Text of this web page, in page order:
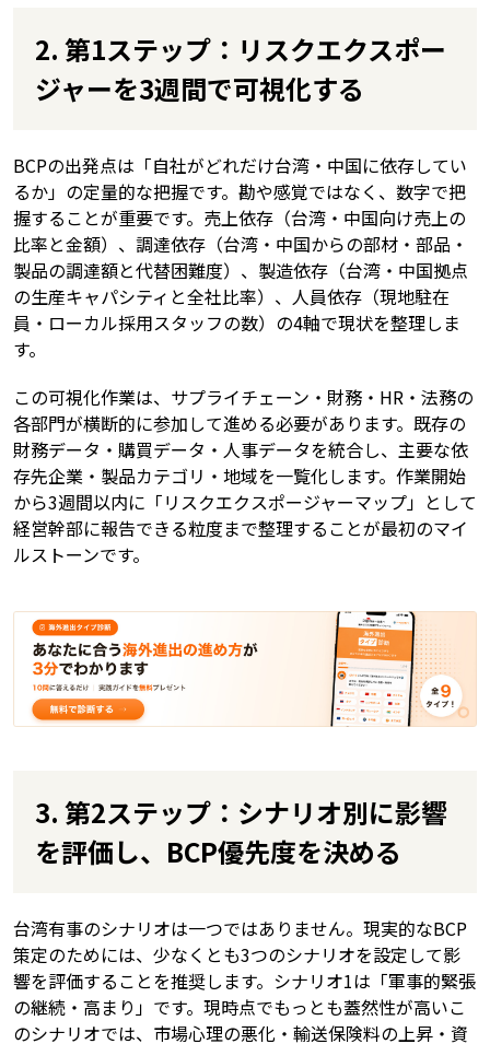
2. 第1ステップ：リスクエクスポー
ジャーを3週間で可視化する
BCPの出発点は「自社がどれだけ台湾・中国に依存してい
るか」の定量的な把握です。勘や感覚ではなく、数字で把
握することが重要です。売上依存（台湾・中国向け売上の
比率と金額）、調達依存（台湾・中国からの部材・部品・
製品の調達額と代替困難度）、製造依存（台湾・中国拠点
の生産キャパシティと全社比率）、人員依存（現地駐在
員・ローカル採用スタッフの数）の4軸で現状を整理しま
す。
この可視化作業は、サプライチェーン・財務・HR・法務の
各部門が横断的に参加して進める必要があります。既存の
財務データ・購買データ・人事データを統合し、主要な依
存先企業・製品カテゴリ・地域を一覧化します。作業開始
から3週間以内に「リスクエクスポージャーマップ」として
経営幹部に報告できる粒度まで整理することが最初のマイ
ルストーンです。
3. 第2ステップ：シナリオ別に影響
を評価し、BCP優先度を決める
台湾有事のシナリオは一つではありません。現実的なBCP
策定のためには、少なくとも3つのシナリオを設定して影
響を評価することを推奨します。シナリオ1は「軍事的緊張
の継続・高まり」です。現時点でもっとも蓋然性が高いこ
のシナリオでは、市場心理の悪化・輸送保険料の上昇・資